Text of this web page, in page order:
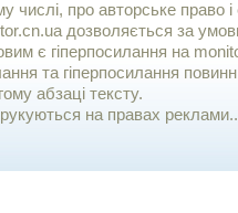
числі, про авторське право і
дозволяється за
є гiперпосилання на
та гіперпосилання
абзаці тексту.
на правах реклами..